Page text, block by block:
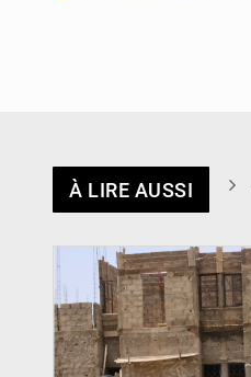
À LIRE AUSSI